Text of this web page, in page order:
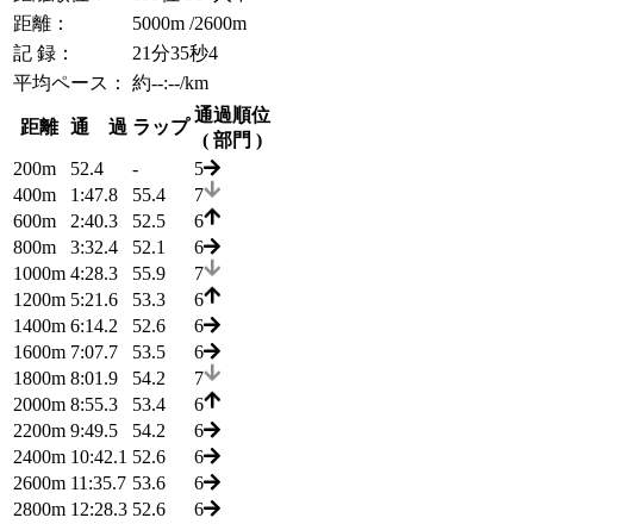
距離：
5000m /2600m
記 録：
21分35秒4
平均ペース：
約--:--/km
距離 通 過 ラップ
通過順位
( 部門 )
200m
52.4 -
5
400m
1:47.8 55.4
7
600m
2:40.3 52.5
6
800m
3:32.4 52.1
6
1000m 4:28.3 55.9
7
1200m 5:21.6 53.3
6
1400m 6:14.2 52.6
6
1600m 7:07.7 53.5
6
1800m 8:01.9 54.2
7
2000m 8:55.3 53.4
6
2200m 9:49.5 54.2
6
2400m 10:42.1 52.6
6
2600m 11:35.7 53.6
6
2800m 12:28.3 52.6
6